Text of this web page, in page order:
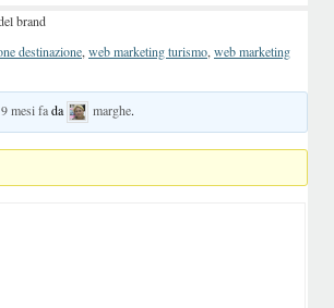
brand
destinazione, web marketing turismo, web marketing
mesi fada marghe.